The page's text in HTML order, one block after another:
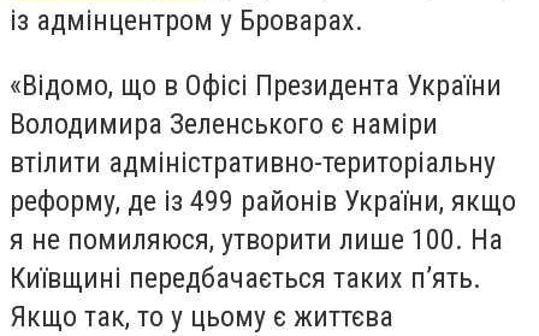
із адмінцентром у Броварах.
«Відомо, що в Офісі Президента України
Володимира Зеленського є наміри
втілити адміністративно-територіальну
реформу, де із 499 районів України, якщо
я не помиляюся, утворити лише 100. На
Київщині передбачається таких п’ять.
Якщо так, то у цьому є життєва